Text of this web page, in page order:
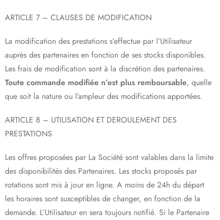
ARTICLE 7 – CLAUSES DE MODIFICATION
La modification des prestations s’effectue par l’Utilisateur
auprès des partenaires en fonction de ses stocks disponibles.
Les frais de modification sont à la discrétion des partenaires.
Toute commande modifiée n’est plus remboursable, quelle
que soit la nature ou l’ampleur des modifications apportées.
ARTICLE 8 – UTILISATION ET DEROULEMENT DES
PRESTATIONS
Les offres proposées par La Société sont valables dans la limite
des disponibilités des Partenaires. Les stocks proposés par
rotations sont mis à jour en ligne. A moins de 24h du départ
les horaires sont susceptibles de changer, en fonction de la
demande. L’Utilisateur en sera toujours notifié. Si le Partenaire